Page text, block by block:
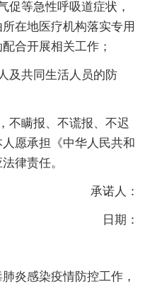
促等急性呼吸道症状，
在地医疗机构落实专用
合开展相关工作；
及共同生活人员的防
不瞒报、不谎报、不迟
愿承担《中华人民共和
律责任。
承诺人：
日期：
炎感染疫情防控工作，